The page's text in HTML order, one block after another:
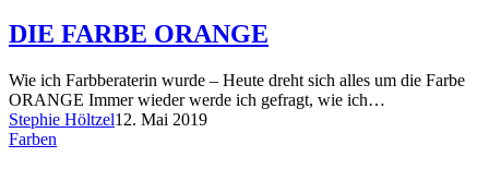
DIE FARBE ORANGE
Wie ich Farbberaterin wurde – Heute dreht sich alles um die Farbe
ORANGE Immer wieder werde ich gefragt, wie ich…
Stephie Höltzel12. Mai 2019
Farben